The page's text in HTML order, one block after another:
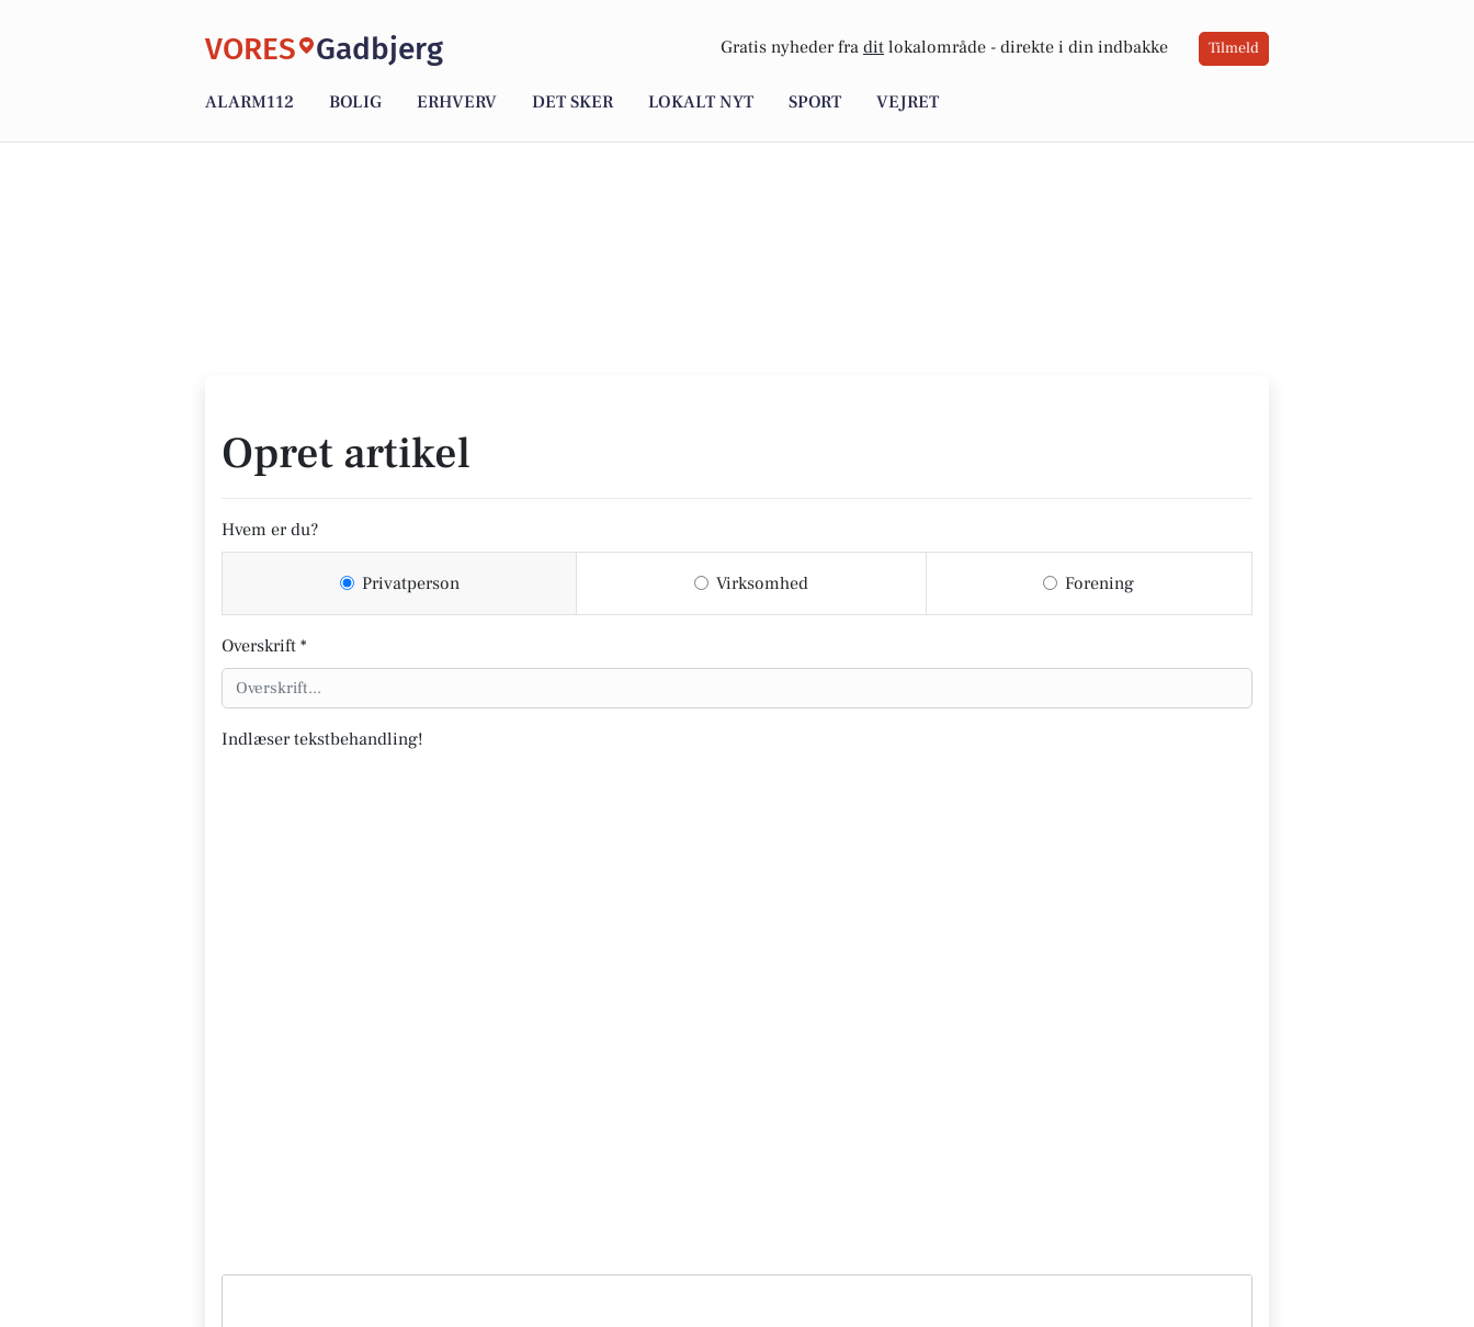
VORES Gadbjerg Gratis nyheder fra dit lokalområde - direkte i din indbakke Tilmeld
ALARM112 BOLIG ERHVERV DET SKER LOKALT NYT SPORT VEJRET
Opret artikel
Hvem er du?
Privatperson Virksomhed Forening
Overskrift *
Indlæser tekstbehandling!